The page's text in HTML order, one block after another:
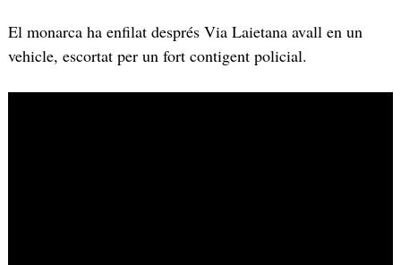
El monarca ha enfilat després Via Laietana avall en un
vehicle, escortat per un fort contigent policial.